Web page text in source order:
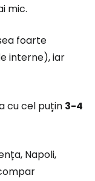
mic.
foarte
interne), iar
cu cel puțin 3-4
Napoli,